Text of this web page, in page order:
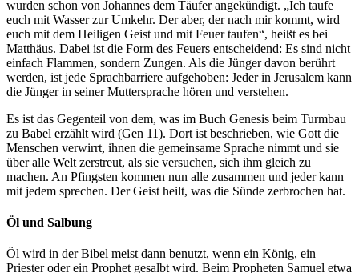
wurden schon von Johannes dem Täufer angekündigt. „Ich taufe
euch mit Wasser zur Umkehr. Der aber, der nach mir kommt, wird
euch mit dem Heiligen Geist und mit Feuer taufen“, heißt es bei
Matthäus. Dabei ist die Form des Feuers entscheidend: Es sind nicht
einfach Flammen, sondern Zungen. Als die Jünger davon berührt
werden, ist jede Sprachbarriere aufgehoben: Jeder in Jerusalem kann
die Jünger in seiner Muttersprache hören und verstehen.
Es ist das Gegenteil von dem, was im Buch Genesis beim Turmbau
zu Babel erzählt wird (Gen 11). Dort ist beschrieben, wie Gott die
Menschen verwirrt, ihnen die gemeinsame Sprache nimmt und sie
über alle Welt zerstreut, als sie versuchen, sich ihm gleich zu
machen. An Pfingsten kommen nun alle zusammen und jeder kann
mit jedem sprechen. Der Geist heilt, was die Sünde zerbrochen hat.
Öl und Salbung
Öl wird in der Bibel meist dann benutzt, wenn ein König, ein
Priester oder ein Prophet gesalbt wird. Beim Propheten Samuel etwa